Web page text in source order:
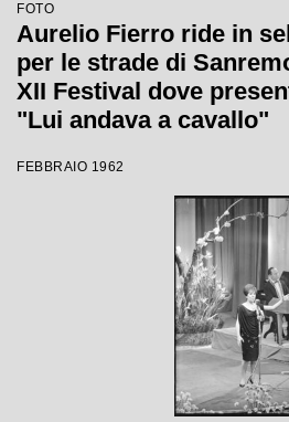
FOTO
Aurelio Fierro ride in
per le strade di
XII Festival dove
"Lui andava a cavallo"
FEBBRAIO 1962